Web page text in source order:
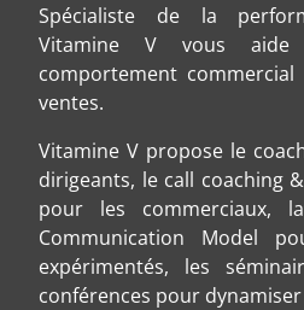
Spécialiste de la
Vitamine V vous
comportement
ventes.
Vitamine V propose le
dirigeants, le call coaching
pour les commerciaux,
Communication Model
expérimentés, les
conférences pour